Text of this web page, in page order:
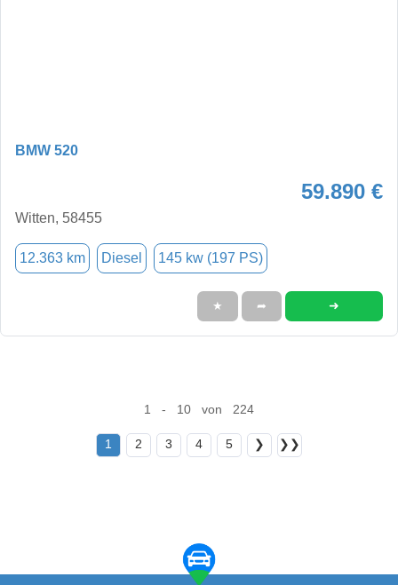
BMW 520
59.890 €
Witten, 58455
12.363 km Diesel 145 kw (197 PS)
★ ➦ ➜
1 - 10 von 224
1 2 3 4 5 ❯ ❯❯